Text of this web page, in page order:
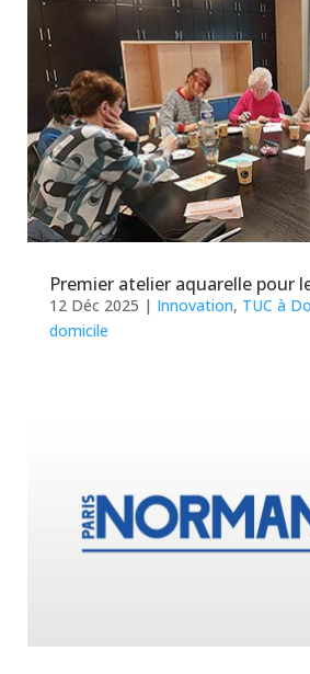
Premier atelier aquarelle pour
12 Déc 2025 | Innovation, TUC à
domicile